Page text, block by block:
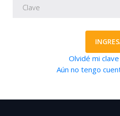
Olvidé mi
Aún no tengo